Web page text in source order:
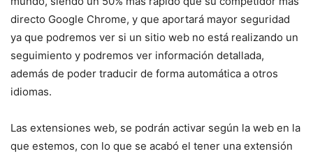
directo Google Chrome, y que aportará mayor seguridad
ya que podremos ver si un sitio web no está realizando un
seguimiento y podremos ver información detallada,
además de poder traducir de forma automática a otros
idiomas.
Las extensiones web, se podrán activar según la web en la
que estemos, con lo que se acabó el tener una extensión